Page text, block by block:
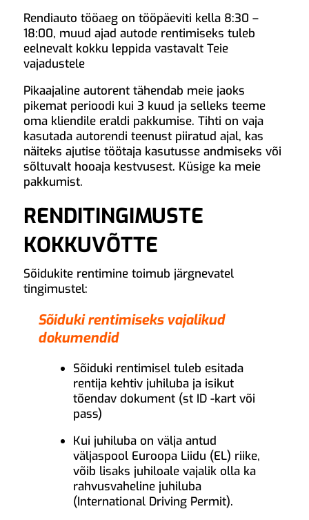
Rendiauto tööaeg on tööpäeviti kella 8:30 –
18:00, muud ajad autode rentimiseks tuleb
eelnevalt kokku leppida vastavalt Teie
vajadustele
Pikaajaline autorent tähendab meie jaoks
pikemat perioodi kui 3 kuud ja selleks teeme
oma kliendile eraldi pakkumise. Tihti on vaja
kasutada autorendi teenust piiratud ajal, kas
näiteks ajutise töötaja kasutusse andmiseks või
sõltuvalt hooaja kestvusest. Küsige ka meie
pakkumist.
RENDITINGIMUSTE
KOKKUVÕTTE
Sõidukite rentimine toimub järgnevatel
tingimustel:
Sõiduki rentimiseks vajalikud
dokumendid
Sõiduki rentimisel tuleb esitada
rentija kehtiv juhiluba ja isikut
tõendav dokument (st ID -kart või
pass)
Kui juhiluba on välja antud
väljaspool Euroopa Liidu (EL) riike,
võib lisaks juhiloale vajalik olla ka
rahvusvaheline juhiluba
(International Driving Permit).